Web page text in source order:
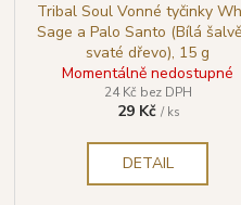
Tribal Soul Vonné tyčinky
Sage a Palo Santo (Bílá
svaté dřevo), 15 g
Momentálně nedostupné
24 Kč bez DPH
29 Kč / ks
DETAIL